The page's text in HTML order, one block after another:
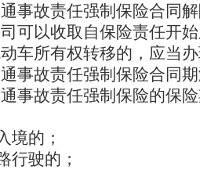
事故责任强制保险合同
可以收取自保险责任开
车所有权转移的，应当
事故责任强制保险合同
事故责任强制保险的保
境的；
行驶的；